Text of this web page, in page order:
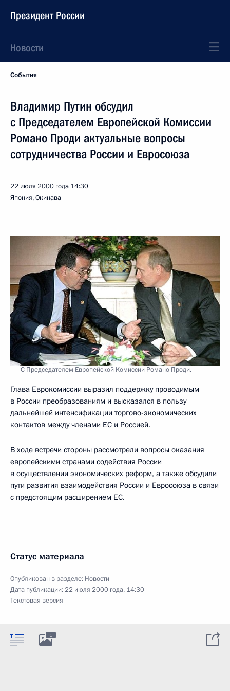
Президент России
Новости
События
Владимир Путин обсудил
с Председателем Европейской Комиссии
Романо Проди актуальные вопросы
сотрудничества России и Евросоюза
22 июля 2000 года 14:30
Япония, Окинава
С Председателем Европейской Комиссии Романо Проди.
Глава Еврокомиссии выразил поддержку проводимым
в России преобразованиям и высказался в пользу
дальнейшей интенсификации торгово-экономических
контактов между членами ЕС и Россией.
В ходе встречи стороны рассмотрели вопросы оказания
европейскими странами содействия России
в осуществлении экономических реформ, а также обсудили
пути развития взаимодействия России и Евросоюза в связи
с предстоящим расширением ЕС.
Статус материала
Опубликован в разделе: Новости
Дата публикации:22 июля 2000 года, 14:30
Текстовая версия
1